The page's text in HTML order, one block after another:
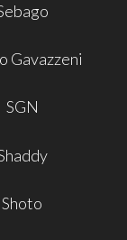
Gavazzeni
SGN
Shoto